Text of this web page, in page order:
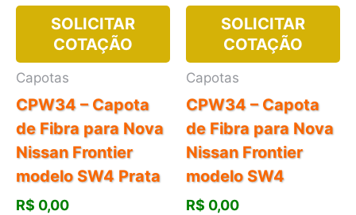
SOLICITAR
COTAÇÃO
Capotas
CPW34 – Capota
de Fibra para Nova
Nissan Frontier
modelo SW4 Prata
R$ 0,00
SOLICITAR
COTAÇÃO
Capotas
CPW34 – Capota
de Fibra para Nova
Nissan Frontier
modelo SW4
R$ 0,00